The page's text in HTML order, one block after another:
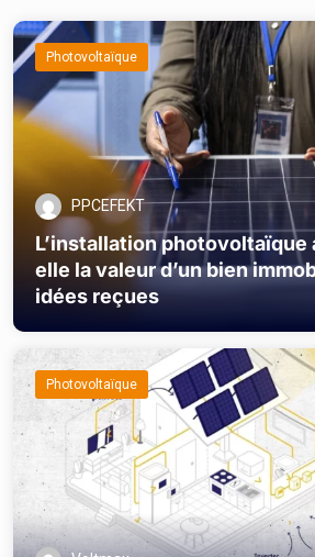
Photovoltaïque
PPCEFEKT
L’installation
elle la valeur d’un bien
idées reçues
Photovoltaïque